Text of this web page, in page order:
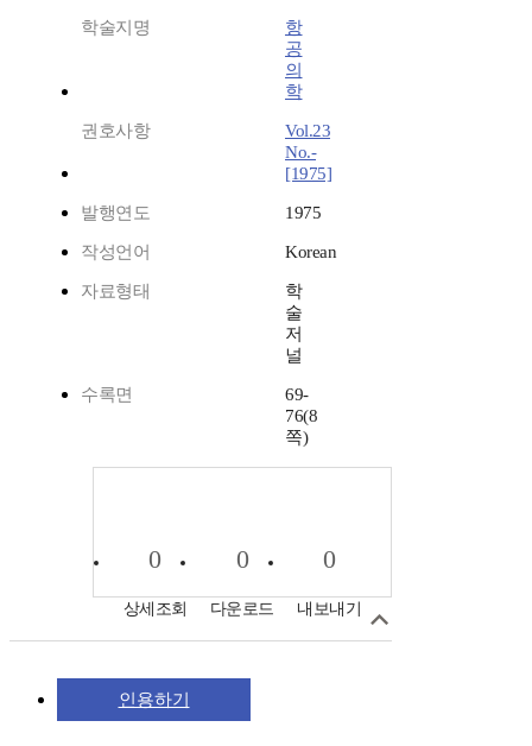
학술지명
항
공
의
학
권호사항
Vol.23
No.-
[1975]
발행연도 1975
작성언어 Korean
자료형태
학
술
저
널
수록면
69-
76(8
쪽)
0
상세조회
0
다운로드
0
내보내기
인용하기